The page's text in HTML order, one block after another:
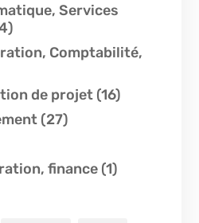
Services
Comptabilité,
de projet(16)
(27)
finance(1)